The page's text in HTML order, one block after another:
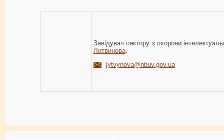
Завідувач сектору з охорони
Литвинова.
lytvynova@nbuv.gov.ua